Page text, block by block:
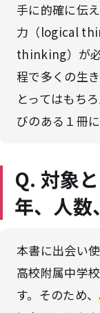
手に的確に伝
力（logical
thinking）が
程で多くの生
とってはもち
びのある１冊
Q. 対象
年、人数
本書に出会い
高校附属中学
す。そのため、